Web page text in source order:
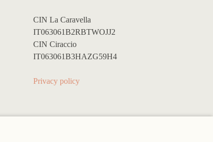
CIN La Caravella
IT063061B2RBTWOJJ2
CIN Ciraccio
IT063061B3HAZG59H4
Privacy policy